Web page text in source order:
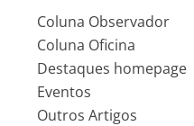
Coluna Observador
Coluna Oficina
Destaques homepage
Eventos
Outros Artigos